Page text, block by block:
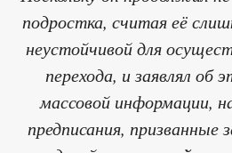
подростка, считая её
неустойчивой для
перехода, и заявлял об
массовой информации,
предписания, призванные